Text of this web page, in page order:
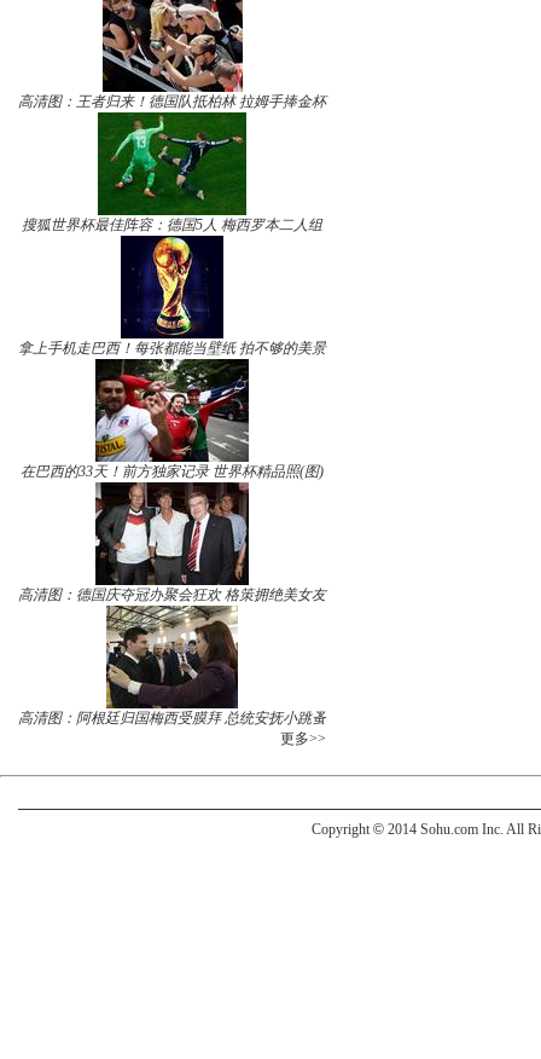
高清图：王者归来！德国队抵柏林 拉姆手捧金杯
搜狐世界杯最佳阵容：德国5人 梅西罗本二人组
拿上手机走巴西！每张都能当壁纸 拍不够的美景
在巴西的33天！前方独家记录 世界杯精品照(图)
高清图：德国庆夺冠办聚会狂欢 格策拥绝美女友
高清图：阿根廷归国梅西受膜拜 总统安抚小跳蚤
更多>>
Copyright © 2014 Sohu.com Inc. All